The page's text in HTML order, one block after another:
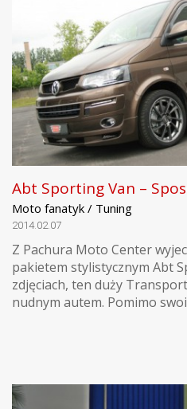
Abt Sporting Van –
Moto fanatyk / Tuning
2014.02.07
Z Pachura Moto Center
pakietem stylistycznym Abt
zdjęciach, ten duży
nudnym autem. Pomimo